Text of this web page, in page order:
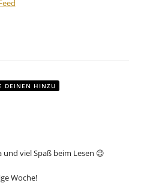
DEINEN HINZU
und viel Spaß beim Lesen 😉
Woche!